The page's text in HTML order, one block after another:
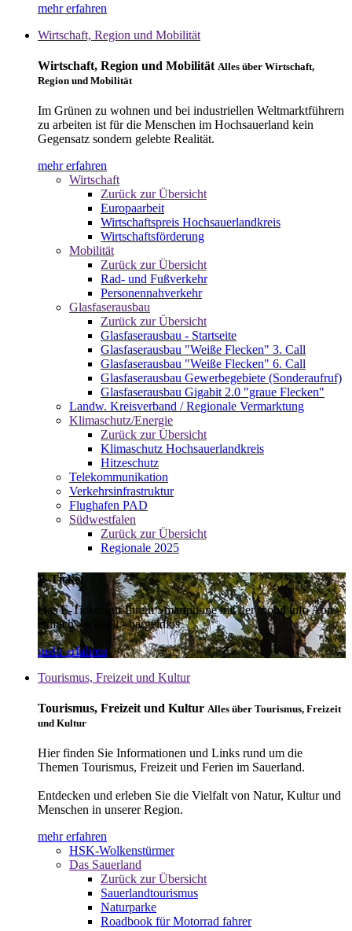
mehr erfahren
Wirtschaft, Region und Mobilität
Wirtschaft, Region und Mobilität Alles über Wirtschaft,
Region und Mobilität
Im Grünen zu wohnen und bei industriellen Weltmarktführern
zu arbeiten ist für die Menschen im Hochsauerland kein
Gegensatz sondern gelebte Realität.
mehr erfahren
Wirtschaft
Zurück zur Übersicht
Europaarbeit
Wirtschaftspreis Hochsauerlandkreis
Wirtschaftsförderung
Mobilität
Zurück zur Übersicht
Rad- und Fußverkehr
Personennahverkehr
Glasfaserausbau
Zurück zur Übersicht
Glasfaserausbau - Startseite
Glasfaserausbau "Weiße Flecken" 3. Call
Glasfaserausbau "Weiße Flecken" 6. Call
Glasfaserausbau Gewerbegebiete (Sonderaufruf)
Glasfaserausbau Gigabit 2.0 "graue Flecken"
Landw. Kreisverband / Regionale Vermarktung
Klimaschutz/Energie
Zurück zur Übersicht
Klimaschutz Hochsauerlandkreis
Hitzeschutz
Telekommunikation
Verkehrsinfrastruktur
Flughafen PAD
Südwestfalen
Zurück zur Übersicht
Regionale 2025
E-Ticket
Das E-Ticket auf Ihrem Smartphone mit der mobil info App -
einfach - schnell - bargeldlos
mehr erfahren
Tourismus, Freizeit und Kultur
Tourismus, Freizeit und Kultur Alles über Tourismus, Freizeit
und Kultur
Hier finden Sie Informationen und Links rund um die
Themen Tourismus, Freizeit und Ferien im Sauerland.
Entdecken und erleben Sie die Vielfalt von Natur, Kultur und
Menschen in unserer Region.
mehr erfahren
HSK-Wolkenstürmer
Das Sauerland
Zurück zur Übersicht
Sauerlandtourismus
Naturparke
Roadbook für Motorrad fahrer